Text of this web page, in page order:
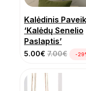
Kalėdinis
‘Kalėdų Senelio
Paslaptis’
5.00€ 7.00€ -